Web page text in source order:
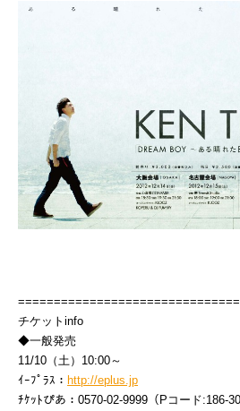
チケットinfo
◆一般発売
11/10（土）10:00～
ｲｰﾌﾟﾗｽ： http://eplus.jp
ﾁｹｯﾄぴあ：0570-02-9999（Pコード:186-